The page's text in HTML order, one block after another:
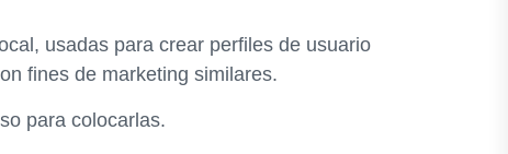
usadas para crear perfiles de usuario
fines de marketing similares.
para colocarlas.